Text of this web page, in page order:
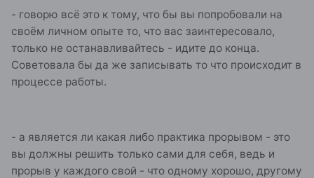
- говорю всё это к тому, что бы вы попробовали на
своём личном опыте то, что вас заинтересовало,
только не останавливайтесь - идите до конца.
Советовала бы да же записывать то что происходит в
процессе работы.
- а является ли какая либо практика прорывом - это
вы должны решить только сами для себя, ведь и
прорыв у каждого свой - что одному хорошо, другому